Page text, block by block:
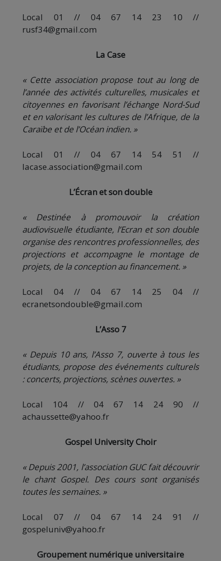
Local 01 // 04 67 14 23 10 //
rusf34@gmail.com
La Case
« Cette association propose tout au long de
l’année des activités culturelles, musicales et
citoyennes en favorisant l’échange Nord-Sud
et en valorisant les cultures de l’Afrique, de la
Caraïbe et de l’Océan indien. »
Local 01 // 04 67 14 54 51 //
lacase.association@gmail.com
L’Écran et son double
« Destinée à promouvoir la création
audiovisuelle étudiante, l’Ecran et son double
organise des rencontres professionnelles, des
projections et accompagne le montage de
projets, de la conception au financement. »
Local 04 // 04 67 14 25 04 //
ecranetsondouble@gmail.com
L’Asso 7
« Depuis 10 ans, l’Asso 7, ouverte à tous les
étudiants, propose des événements culturels
: concerts, projections, scènes ouvertes. »
Local 104 // 04 67 14 24 90 //
achaussette@yahoo.fr
Gospel University Choir
« Depuis 2001, l’association GUC fait découvrir
le chant Gospel. Des cours sont organisés
toutes les semaines. »
Local 07 // 04 67 14 24 91 //
gospeluniv@yahoo.fr
Groupement numérique universitaire